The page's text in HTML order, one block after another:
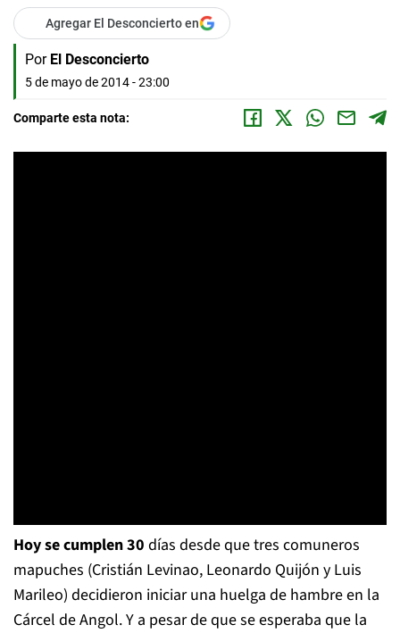
Agregar El Desconcierto en
Por El Desconcierto
5 de mayo de 2014 - 23:00
Comparte esta nota:
Hoy se cumplen 30 días desde que tres comuneros
mapuches (Cristián Levinao, Leonardo Quijón y Luis
Marileo) decidieron iniciar una huelga de hambre en la
Cárcel de Angol. Y a pesar de que se esperaba que la